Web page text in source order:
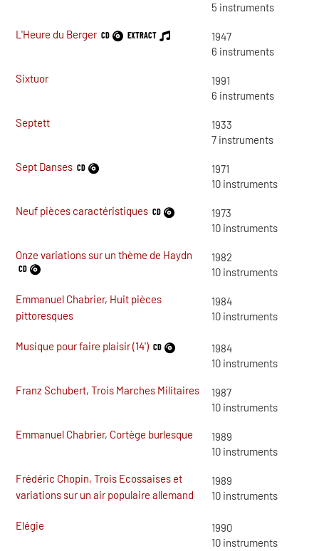
5 instruments
L'Heure du BergerCD EXTRACT
1947
6 instruments
Sixtuor
1991
6 instruments
Septett
1933
7 instruments
Sept Danses CD
1971
10 instruments
Neuf pièces caractéristiques CD
1973
10 instruments
Onze variations sur un thème de Haydn
CD
1982
10 instruments
Emmanuel Chabrier, Huit pièces
pittoresques
1984
10 instruments
Musique pour faire plaisir (14') CD
1984
10 instruments
Franz Schubert, Trois Marches Militaires
1987
10 instruments
Emmanuel Chabrier, Cortège burlesque
1989
10 instruments
Frédéric Chopin, Trois Ecossaises et
variations sur un air populaire allemand
1989
10 instruments
Elégie
1990
10 instruments